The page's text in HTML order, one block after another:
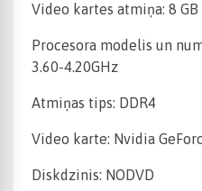
Video kartes atmiņa: 8 GB
Procesora modelis un
3.60-4.20GHz
Atmiņas tips: DDR4
Video karte: Nvidia
Diskdzinis: NODVD